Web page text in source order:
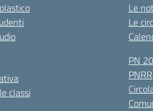
classi
Le
Le
PN
PNRR